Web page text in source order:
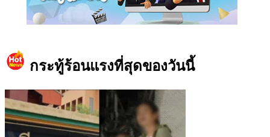
กระทู้ร้อนแรงที่สุดของวันนี้